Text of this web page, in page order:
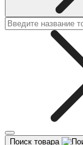
Поиск товара